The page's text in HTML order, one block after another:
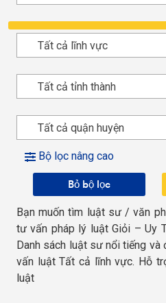
Tất cả lĩnh vực
Tất cả tỉnh thành
Tất cả quận huyện
Bộ lọc nâng cao
Bỏ bộ lọc
Bạn muốn tìm luật sư / văn
tư vấn pháp lý luật Giỏi – Uy
Danh sách luật sư nổi tiếng và
vấn luật Tất cả lĩnh vực. Hỗ
luật